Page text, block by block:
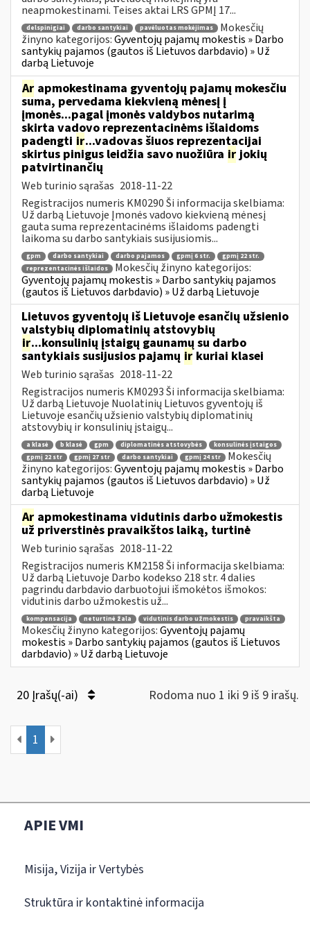
neapmokestinami. Teises aktai LRS GPMĮ 17...
delspinigiai darbo santykiai pavėluotas mokėjimas
Mokesčių
žinyno kategorijos:Gyventojų pajamų mokestis » Darbo
santykių pajamos (gautos iš Lietuvos darbdavio) » Už
darbą Lietuvoje
Ar apmokestinama gyventojų pajamų mokesčiu
suma, pervedama kiekvieną mėnesį į
įmonės...pagal įmonės valdybos nutarimą
skirta vadovo reprezentacinėms išlaidoms
padengti ir...vadovas šiuos reprezentacijai
skirtus pinigus leidžia savo nuožiūra irjokių
patvirtinančių
Web turinio sąrašas 2018-11-22
Registracijos numeris KM0290 Ši informacija skelbiama:
Už darbą Lietuvoje Įmonės vadovo kiekvieną mėnesį
gauta suma reprezentacinėms išlaidoms padengti
laikoma su darbo santykiais susijusiomis...
gpm darbo santykiai darbo pajamos gpmį 6 str.
gpmį 22 str.
reprezentacinės išlaidos
Mokesčių žinyno kategorijos:
Gyventojų pajamų mokestis » Darbo santykių pajamos
(gautos iš Lietuvos darbdavio) » Už darbą Lietuvoje
Lietuvos gyventojų iš Lietuvoje esančių užsienio
valstybių diplomatinių atstovybių
ir...konsulinių įstaigų gaunamų su darbo
santykiais susijusios pajamų ir kuriai klasei
Web turinio sąrašas 2018-11-22
Registracijos numeris KM0293 Ši informacija skelbiama:
Už darbą Lietuvoje Nuolatinių Lietuvos gyventojų iš
Lietuvoje esančių užsienio valstybių diplomatinių
atstovybių ir konsulinių įstaigų...
a klasė b klasė gpm diplomatinės atstovybės
konsulinės įstaigos
gpmį 22 str
gpmį 27 str darbo santykiai gpmį 24 str
Mokesčių
žinyno kategorijos:Gyventojų pajamų mokestis » Darbo
santykių pajamos (gautos iš Lietuvos darbdavio) » Už
darbą Lietuvoje
Ar apmokestinama vidutinis darbo užmokestis
už priverstinės pravaikštos laiką, turtinė
Web turinio sąrašas 2018-11-22
Registracijos numeris KM2158 Ši informacija skelbiama:
Už darbą Lietuvoje Darbo kodekso 218 str. 4 dalies
pagrindu darbdavio darbuotojui išmokėtos išmokos:
vidutinis darbo užmokestis už...
kompensacija neturtinė žala vidutinis darbo užmokestis pravaikšta
Mokesčių žinyno kategorijos:Gyventojų pajamų
mokestis » Darbo santykių pajamos (gautos iš Lietuvos
darbdavio) » Už darbą Lietuvoje
20 Įrašų(-ai) Rodoma nuo 1 iki 9 iš 9 irašų.
1
APIE VMI
Misija, Vizija ir Vertybės
Struktūra ir kontaktinė informacija